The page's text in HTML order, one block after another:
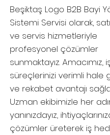
Beşiktaş Logo B2B Bayi
Sistemi Servisi olarak,
ve servis hizmetleriyle
profesyonel çözümler
sunmaktayız. Amacımız,
süreçlerinizi verimli hale
ve rekabet avantajı
Uzman ekibimizle her
yanınızdayız,
çözümler üreterek iş